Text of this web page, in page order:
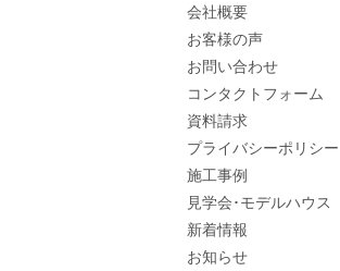
会社概要
お客様の声
お問い合わせ
コンタクトフォーム
資料請求
プライバシーポリシー
施工事例
見学会･モデルハウス
新着情報
お知らせ